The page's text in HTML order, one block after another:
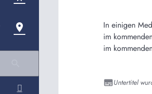
In einigen
im
im
Untertitel